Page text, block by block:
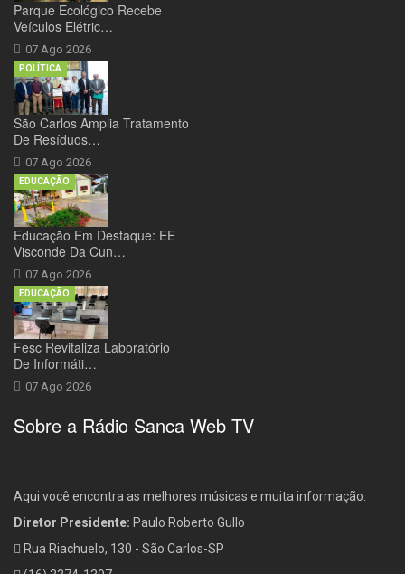
Parque Ecológico Recebe
Veículos Elétric…
07 Ago 2026
São Carlos Amplia Tratamento
De Resíduos…
07 Ago 2026
POLÍTICA
Educação Em Destaque: EE
Visconde Da Cun…
07 Ago 2026
EDUCAÇÃO
Fesc Revitaliza Laboratório
De Informáti…
07 Ago 2026
EDUCAÇÃO
Sobre a Rádio Sanca Web TV
Aqui você encontra as melhores músicas e muita informação.
Diretor Presidente: Paulo Roberto Gullo
Rua Riachuelo, 130 - São Carlos-SP